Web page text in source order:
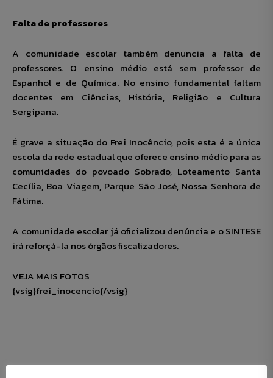
Falta de professores
A comunidade escolar também denuncia a falta de
professores. O ensino médio está sem professor de
Espanhol e de Química. No ensino fundamental faltam
docentes em Ciências, História, Religião e Cultura
Sergipana.
É grave a situação do Frei Inocêncio, pois esta é a única
escola da rede estadual que oferece ensino médio para as
comunidades do povoado Sobrado, Loteamento Santa
Cecília, Boa Viagem, Parque São José, Nossa Senhora de
Fátima.
A comunidade escolar já oficializou denúncia e o SINTESE
irá reforçá-la nos órgãos fiscalizadores.
VEJA MAIS FOTOS
{vsig}frei_inocencio{/vsig}